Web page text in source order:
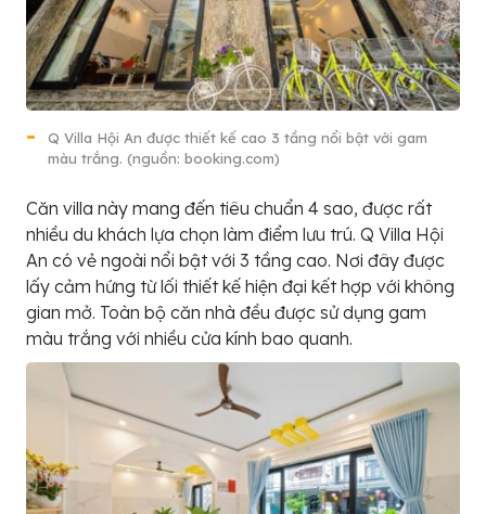
Q Villa Hội An được thiết kế cao 3 tầng nổi bật với gam
màu trắng. (nguồn: booking.com)
Căn villa này mang đến tiêu chuẩn 4 sao, được rất
nhiều du khách lựa chọn làm điểm lưu trú. Q Villa Hội
An có vẻ ngoài nổi bật với 3 tầng cao. Nơi đây được
lấy cảm hứng từ lối thiết kế hiện đại kết hợp với không
gian mở. Toàn bộ căn nhà đều được sử dụng gam
màu trắng với nhiều cửa kính bao quanh.